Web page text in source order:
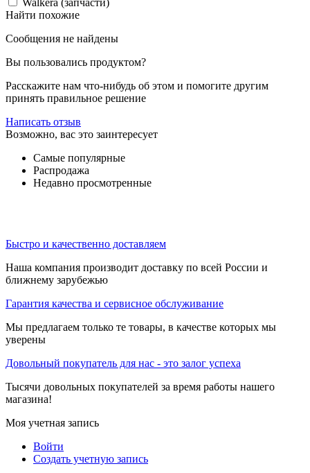
Walkera (запчасти)
Найти похожие
Сообщения не найдены
Вы пользовались продуктом?
Расскажите нам что-нибудь об этом и помогите другим
принять правильное решение
Написать отзыв
Возможно, вас это заинтересует
Самые популярные
Распродажа
Недавно просмотренные
Быстро и качественно доставляем
Наша компания производит доставку по всей России и
ближнему зарубежью
Гарантия качества и сервисное обслуживание
Мы предлагаем только те товары, в качестве которых мы
уверены
Довольный покупатель для нас - это залог успеха
Тысячи довольных покупателей за время работы нашего
магазина!
Моя учетная запись
Войти
Создать учетную запись